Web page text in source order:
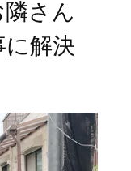
さん
解決